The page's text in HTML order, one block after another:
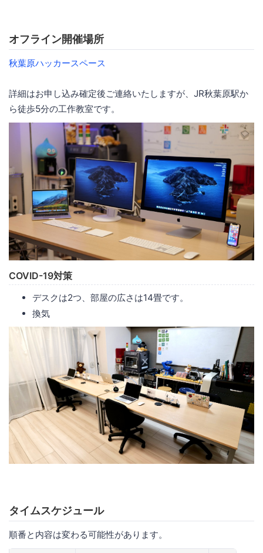
オフライン開催場所
秋葉原ハッカースペース
詳細はお申し込み確定後ご連絡いたしますが、JR秋葉原駅か
ら徒歩5分の工作教室です。
COVID-19対策
デスクは2つ、部屋の広さは14畳です。
換気
タイムスケジュール
順番と内容は変わる可能性があります。